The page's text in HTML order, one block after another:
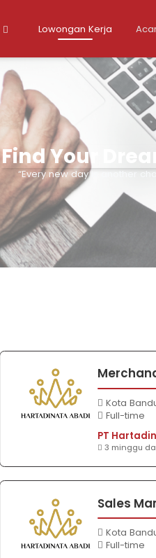
Lowongan Kerja
Find Your
“Every new day is another
Kota
Full-time
PT
3 minggu
Sales
Kota
Full-time